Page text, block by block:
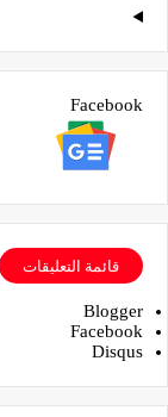
Facebook
قائمة التعليقات
Blogger
Facebook
Disqus